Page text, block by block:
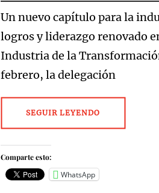
Un nuevo capítulo para la
logros y liderazgo renovado
Industria de la
febrero, la delegación
SEGUIR LEYENDO
Comparte esto:
WhatsApp